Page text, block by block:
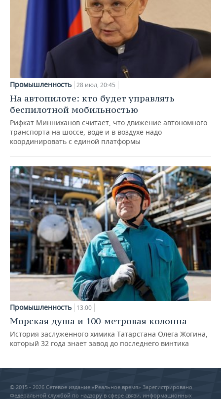
Промышленность 28 июл, 20:45
На автопилоте: кто будет управлять
беспилотной мобильностью
Рифкат Минниханов считает, что движение автономного
транспорта на шоссе, воде и в воздухе надо
координировать с единой платформы
Промышленность 13:00
Морская душа и 100-метровая колонна
История заслуженного химика Татарстана Олега Жогина,
который 32 года знает завод до последнего винтика
© 2015 - 2026 Сетевое издание «Реальное время» Зарегистрировано
Федеральной службой по надзору в сфере связи, информационных